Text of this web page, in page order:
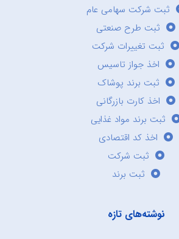
ثبت شرکت سهامی عام
ثبت طرح صنعتی
ثبت تغییرات شرکت
اخذ جواز تاسیس
ثبت برند پوشاک
اخذ کارت بازرگانی
ثبت برند مواد غذایی
اخذ کد اقتصادی
ثبت شرکت
ثبت برند
نوشته‌های تازه